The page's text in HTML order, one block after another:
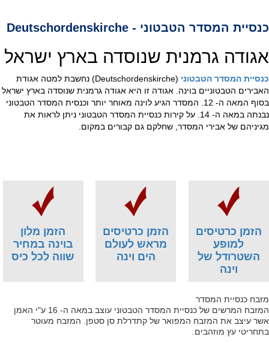
כנסיית המסדר הטבטוני - Deutschordenskirche
אגודה גרמנית שנוסדה בארץ ישראל
כנסיית המסדר הטבטוני
(Deutschordenskirche) נחשבת למטה אגודת
האבירים הטבטוניים בוינה. אגודה זו היא אגודה גרמנית שנוסדה בארץ ישראל
בסוף המאה ה- 12. המסדר הגיע לוינה מאוחר יותר וכנסית המסדר הטבטוני
נבנתה במאה ה- 14. על קירות כנסיית המסדר הטבטוני ניתן לראות את
מגיניהם של אבירי המסדר, שחלקם גם קבורים במקום.
הזמן כרטיסים
למופע
השטרודל של
וינה
הזמן כרטיסים
מראש לעולם
הים וינה
הזמן מלון
בוינה במחיר
שווה לכל כיס
מזבח כנסיית המסדר
המזבח המרשים של כנסיית המסדר הטבטוני עוצב במאה ה- 16 ע"י האמן
אשר עיצב את המזבח המפואר של קתדרלת סן סטפן. המזבח מעוטר
בתחריטי עץ מוזהבים.